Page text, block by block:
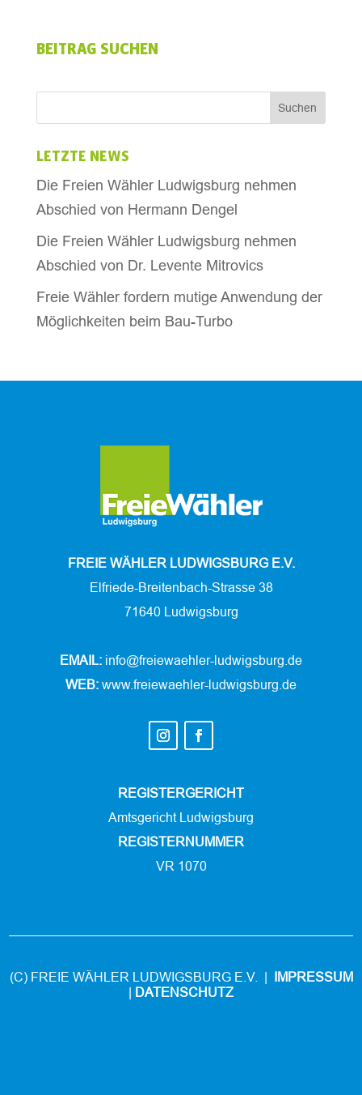
BEITRAG SUCHEN
LETZTE NEWS
Die Freien Wähler Ludwigsburg nehmen
Abschied von Hermann Dengel
Die Freien Wähler Ludwigsburg nehmen
Abschied von Dr. Levente Mitrovics
Freie Wähler fordern mutige Anwendung der
Möglichkeiten beim Bau-Turbo
FREIE WÄHLER LUDWIGSBURG E.V.
Elfriede-Breitenbach-Strasse 38
71640 Ludwigsburg
EMAIL: info@freiewaehler-ludwigsburg.de
WEB: www.freiewaehler-ludwigsburg.de
REGISTERGERICHT
Amtsgericht Ludwigsburg
REGISTERNUMMER
VR 1070
(C) FREIE WÄHLER LUDWIGSBURG E.V. | IMPRESSUM
| DATENSCHUTZ